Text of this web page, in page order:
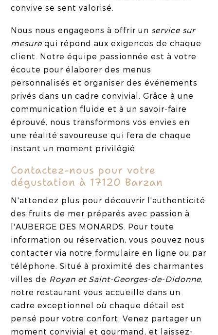
convive se sent valorisé.
Nous nous engageons à offrir unservice sur
mesure qui répond aux exigences de chaque
client. Notre équipe passionnée est à votre
écoute pour élaborer des menus
personnalisés et organiser des événements
privés dans un cadre convivial. Grâce à une
communication fluide et à un savoir-faire
éprouvé, nous transformons vos envies en
une réalité savoureuse qui fera de chaque
instant un moment privilégié.
Contactez-nous pour votre
dégustation à 17120 Barzan
N'attendez plus pour découvrir l'authenticité
des fruits de mer préparés avec passion à
l'AUBERGE DES MONARDS. Pour toute
information ou réservation, vous pouvez nous
contacter via notre formulaire en ligne ou par
téléphone. Situé à proximité des charmantes
villes de Royan et Saint-Georges-de-Didonne,
notre restaurant vous accueille dans un
cadre exceptionnel où chaque détail est
pensé pour votre confort. Venez partager un
moment convivial et gourmand, et laissez-